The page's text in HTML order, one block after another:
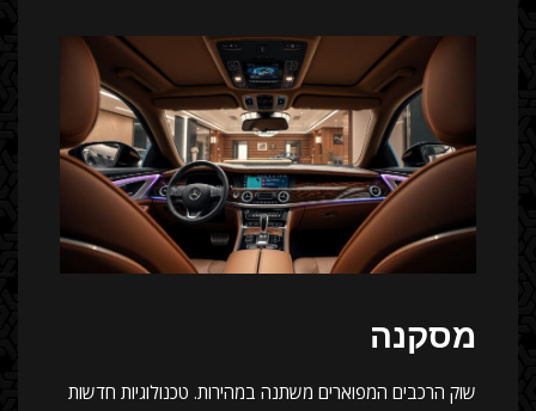
מסקנה
שוק הרכבים המפוארים משתנה במהירות. טכנולוגיות חדשות